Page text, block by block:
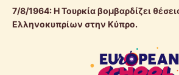
7/8/1964: Η Τουρκία βομβαρδίζει
Ελληνοκυπρίων στην Κύπρο.